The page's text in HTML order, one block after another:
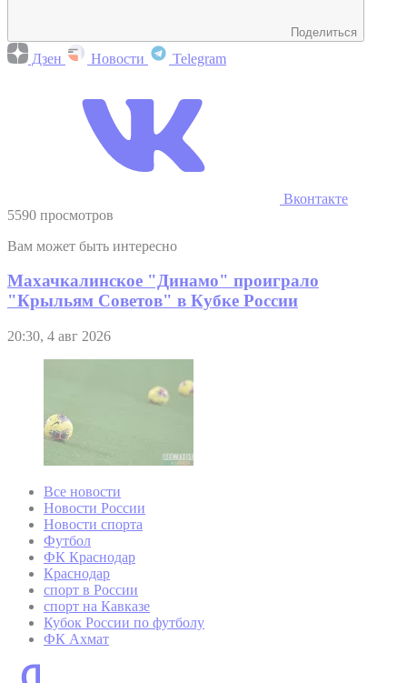
Поделиться
Дзен Новости Telegram
Вконтакте
5590 просмотров
Вам может быть интересно
Махачкалинское "Динамо" проиграло
"Крыльям Советов" в Кубке России
20:30, 4 авг 2026
Все новости
Новости России
Новости спорта
Футбол
ФК Краснодар
Краснодар
спорт в России
спорт на Кавказе
Кубок России по футболу
ФК Ахмат